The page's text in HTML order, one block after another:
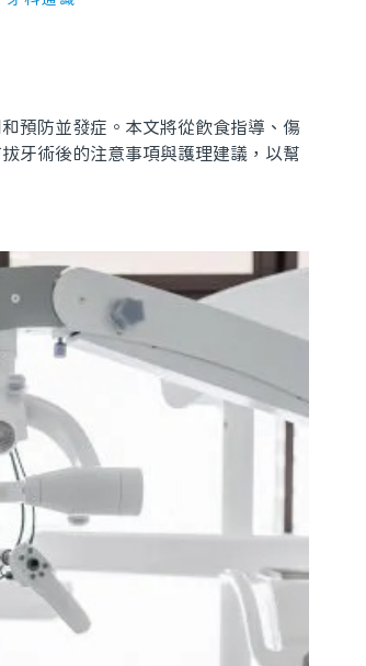
防並發症。本文將從飲食指導、傷
牙術後的注意事項與護理建議，以幫